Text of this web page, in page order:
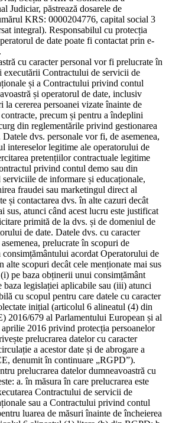
Judiciar, păstrează dosarele de
KRS: 0000204776, capital social 3
integral). Responsabilul cu protecția
de date poate fi contactat prin e-
.
cu caracter personal vor fi prelucrate în
executării Contractului de servicii de
și a Contractului privind contul
și operatorul de date, inclusiv
la cererea persoanei vizate înainte de
precum și pentru a îndeplini
din reglementările privind gestionarea
dvs. personale vor fi, de asemenea,
intereselor legitime ale operatorului de
pretențiilor contractuale legitime
privind contul demo sau din
de informare și educaționale,
fraudei sau marketingul direct al
și contactarea dvs. în alte cazuri decât
sus, atunci când acest lucru este justificat
primită de la dvs. și de domeniul de
de date. Datele dvs. cu caracter
prelucrate în scopuri de
consimțământului acordat Operatorului de
alte scopuri decât cele menționate mai sus
pe baza obținerii unui consimțământ
baza legislației aplicabile sau (iii) atunci
cu scopul pentru care datele cu caracter
inițial (articolul 6 alineatul (4) din
2016/679 al Parlamentului European și al
2016 privind protecția persoanelor
prelucrarea datelor cu caracter
a acestor date și de abrogare a
denumit în continuare „RGPD”).
prelucrarea datelor dumneavoastră cu
a. în măsura în care prelucrarea este
Contractului de servicii de
sau a Contractului privind contul
luarea de măsuri înainte de încheierea